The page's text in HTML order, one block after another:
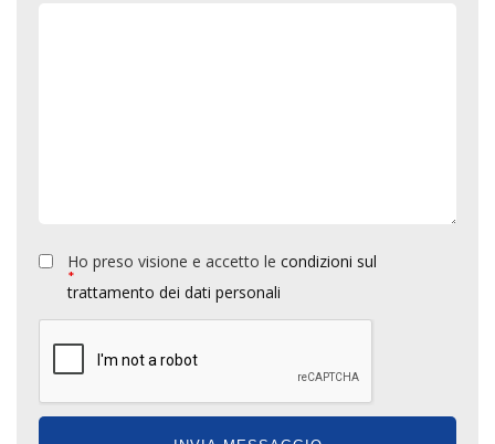
*
Ho preso visione e accetto le condizioni sul
trattamento dei dati personali